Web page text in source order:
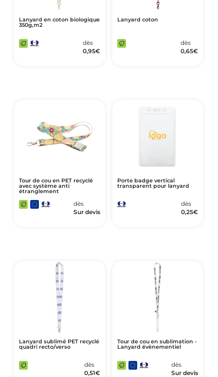
Lanyard en coton biologique
350g,m2
dès
0,95€
Lanyard coton
dès
0,65€
Tour de cou en PET recyclé
avec système anti
étranglement
dès
Sur devis
Porte badge vertical
transparent pour lanyard
dès
0,25€
Lanyard sublimé PET recyclé
quadri recto/verso
dès
0,51€
Tour de cou en sublimation -
Lanyard évènementiel
dès
Sur devis